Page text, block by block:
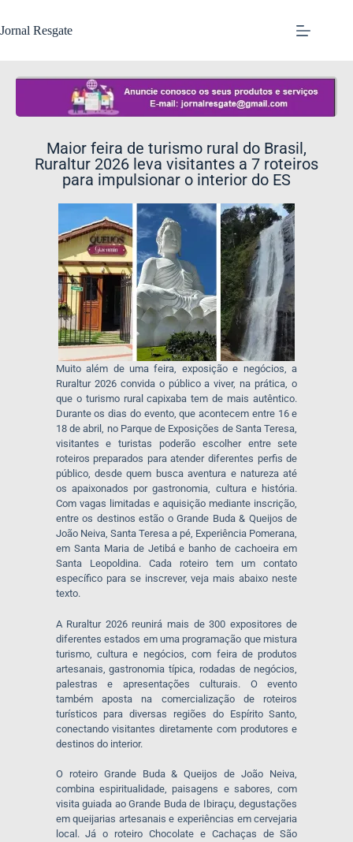
Jornal Resgate
Maior feira de turismo rural do Brasil,
Ruraltur 2026 leva visitantes a 7 roteiros
para impulsionar o interior do ES
Muito além de uma feira, exposição e negócios, a
Ruraltur 2026 convida o público a viver, na prática, o
que o turismo rural capixaba tem de mais autêntico.
Durante os dias do evento, que acontecem entre 16 e
18 de abril, no Parque de Exposições de Santa Teresa,
visitantes e turistas poderão escolher entre sete
roteiros preparados para atender diferentes perfis de
público, desde quem busca aventura e natureza até
os apaixonados por gastronomia, cultura e história.
Com vagas limitadas e aquisição mediante inscrição,
entre os destinos estão o Grande Buda & Queijos de
João Neiva, Santa Teresa a pé, Experiência Pomerana,
em Santa Maria de Jetibá e banho de cachoeira em
Santa Leopoldina. Cada roteiro tem um contato
específico para se inscrever, veja mais abaixo neste
texto.
A Ruraltur 2026 reunirá mais de 300 expositores de
diferentes estados em uma programação que mistura
turismo, cultura e negócios, com feira de produtos
artesanais, gastronomia típica, rodadas de negócios,
palestras e apresentações culturais. O evento
também aposta na comercialização de roteiros
turísticos para diversas regiões do Espírito Santo,
conectando visitantes diretamente com produtores e
destinos do interior.
O roteiro Grande Buda & Queijos de João Neiva,
combina espiritualidade, paisagens e sabores, com
visita guiada ao Grande Buda de Ibiraçu, degustações
em queijarias artesanais e experiências em cervejaria
local. Já o roteiro Chocolate e Cachaças de São